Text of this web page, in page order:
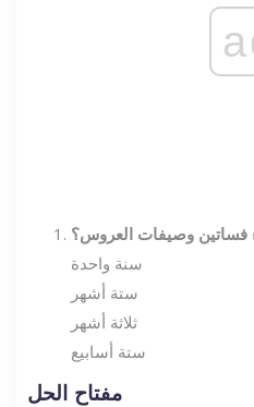
فساتين وصيفات العروس؟
سنة واحدة
ستة أشهر
ثلاثة أشهر
ستة أسابيع
مفتاح الحل